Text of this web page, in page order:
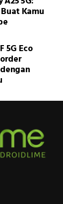
Kamu
5G Eco